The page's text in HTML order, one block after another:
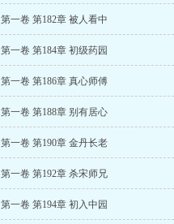
第一卷 第182章 被人看中
第一卷 第184章 初级药园
第一卷 第186章 真心师傅
第一卷 第188章 别有居心
第一卷 第190章 金丹长老
第一卷 第192章 杀宋师兄
第一卷 第194章 初入中园